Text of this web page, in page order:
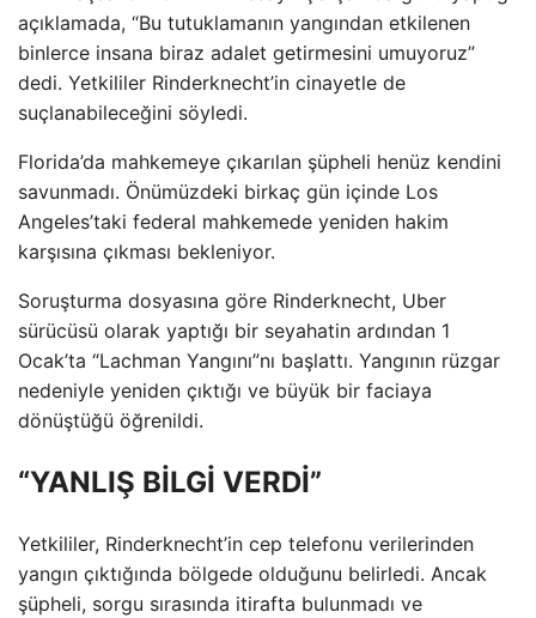
açıklamada, “Bu tutuklamanın yangından etkilenen
binlerce insana biraz adalet getirmesini umuyoruz”
dedi. Yetkililer Rinderknecht’in cinayetle de
suçlanabileceğini söyledi.
Florida’da mahkemeye çıkarılan şüpheli henüz kendini
savunmadı. Önümüzdeki birkaç gün içinde Los
Angeles’taki federal mahkemede yeniden hakim
karşısına çıkması bekleniyor.
Soruşturma dosyasına göre Rinderknecht, Uber
sürücüsü olarak yaptığı bir seyahatin ardından 1
Ocak’ta “Lachman Yangını”nı başlattı. Yangının rüzgar
nedeniyle yeniden çıktığı ve büyük bir faciaya
dönüştüğü öğrenildi.
“YANLIŞ BİLGİ VERDİ”
Yetkililer, Rinderknecht’in cep telefonu verilerinden
yangın çıktığında bölgede olduğunu belirledi. Ancak
şüpheli, sorgu sırasında itirafta bulunmadı ve